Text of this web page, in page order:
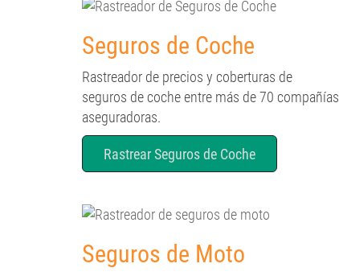
Seguros de Coche
Rastreador de precios y coberturas de
seguros de coche entre más de 70 compañías
aseguradoras.
Rastrear Seguros de Coche
Seguros de Moto